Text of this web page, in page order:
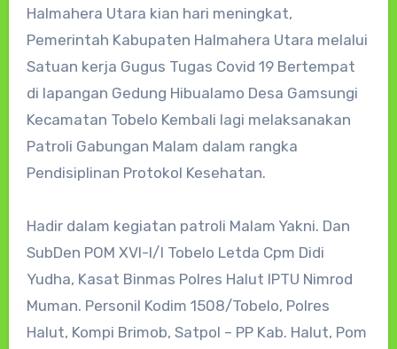
Halmahera Utara kian hari meningkat,
Pemerintah Kabupaten Halmahera Utara melalui
Satuan kerja Gugus Tugas Covid 19 Bertempat
di lapangan Gedung Hibualamo Desa Gamsungi
Kecamatan Tobelo Kembali lagi melaksanakan
Patroli Gabungan Malam dalam rangka
Pendisiplinan Protokol Kesehatan.
Hadir dalam kegiatan patroli Malam Yakni. Dan
SubDen POM XVI-I/I Tobelo Letda Cpm Didi
Yudha, Kasat Binmas Polres Halut IPTU Nimrod
Muman. Personil Kodim 1508/Tobelo, Polres
Halut, Kompi Brimob, Satpol – PP Kab. Halut, Pom